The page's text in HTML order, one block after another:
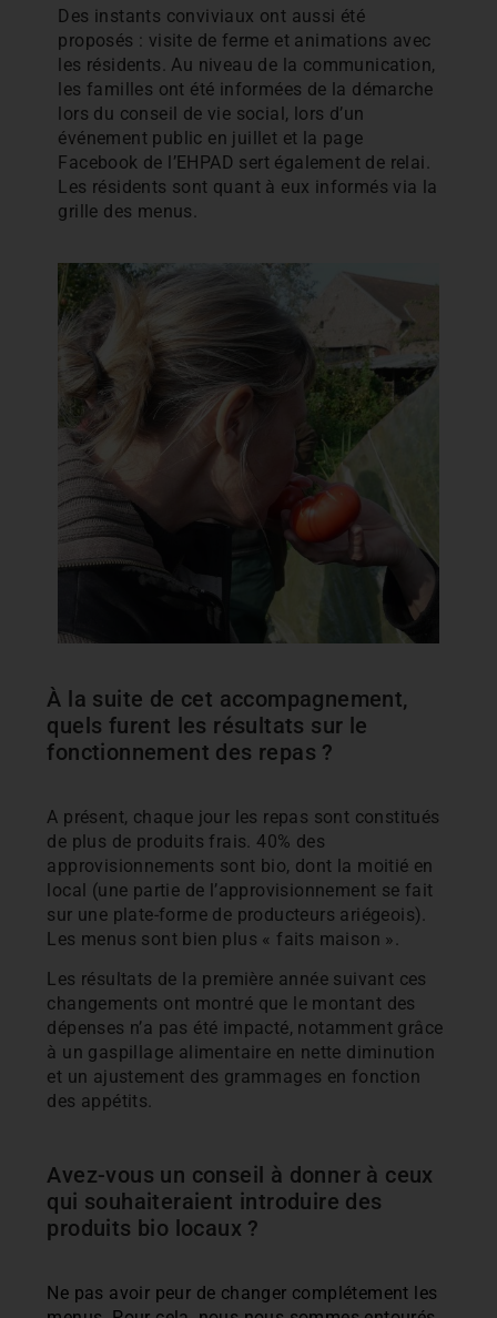
Des instants conviviaux ont aussi été
proposés : visite de ferme et animations avec
les résidents. Au niveau de la communication,
les familles ont été informées de la démarche
lors du conseil de vie social, lors d’un
événement public en juillet et la page
Facebook de l’EHPAD sert également de relai.
Les résidents sont quant à eux informés via la
grille des menus.
À la suite de cet accompagnement,
quels furent les résultats sur le
fonctionnement des repas ?
A présent, chaque jour les repas sont constitués
de plus de produits frais. 40% des
approvisionnements sont bio, dont la moitié en
local (une partie de l’approvisionnement se fait
sur une plate-forme de producteurs ariégeois).
Les menus sont bien plus « faits maison ».
Les résultats de la première année suivant ces
changements ont montré que le montant des
dépenses n’a pas été impacté, notamment grâce
à un gaspillage alimentaire en nette diminution
et un ajustement des grammages en fonction
des appétits.
Avez-vous un conseil à donner à ceux
qui souhaiteraient introduire des
produits bio locaux ?
Ne pas avoir peur de changer complétement les